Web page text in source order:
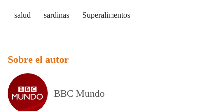
salud sardinas Superalimentos
Sobre el autor
BBC Mundo